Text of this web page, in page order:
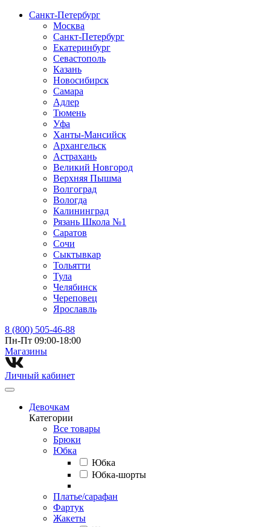
Санкт-Петербург
Москва
Санкт-Петербург
Екатеринбург
Севастополь
Казань
Новосибирск
Самара
Адлер
Тюмень
Уфа
Ханты-Мансийск
Архангельск
Астрахань
Великий Новгород
Верхняя Пышма
Волгоград
Вологда
Калининград
Рязань Школа №1
Саратов
Сочи
Сыктывкар
Тольятти
Тула
Челябинск
Череповец
Ярославль
8 (800) 505-46-88
Пн-Пт 09:00-18:00
Магазины⁠
Личный кабинет
Девочкам
Категории
Все товары
Брюки
Юбка
Юбка
Юбка-шорты
Платье/сарафан
Фартук
Жакеты